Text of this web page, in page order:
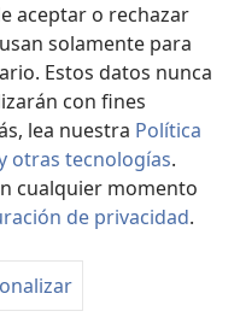
aceptar o rechazar
solamente para
Estos datos nunca
con fines
lea nuestra Política
otras tecnologías.
cualquier momento
de privacidad.
Society of Pennsylvania.
DE PRIVACIDAD|